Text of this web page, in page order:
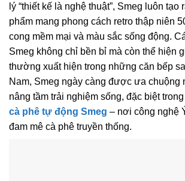
lý “thiết kế là nghệ thuật”, Smeg luôn tạo
phẩm mang phong cách retro thập niên
cong mềm mại và màu sắc sống động.
Smeg không chỉ bền bỉ mà còn thể hiện
thường xuất hiện trong những căn bếp
Nam, Smeg ngày càng được ưa chuộng
nâng tầm trải nghiệm sống, đặc biệt
cà phê tự động Smeg – nơi công nghệ
đam mê cà phê truyền thống.